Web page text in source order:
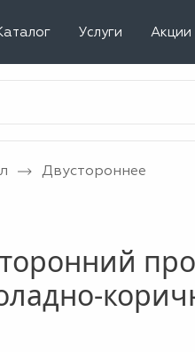
Услуги Акции
Двустороннее